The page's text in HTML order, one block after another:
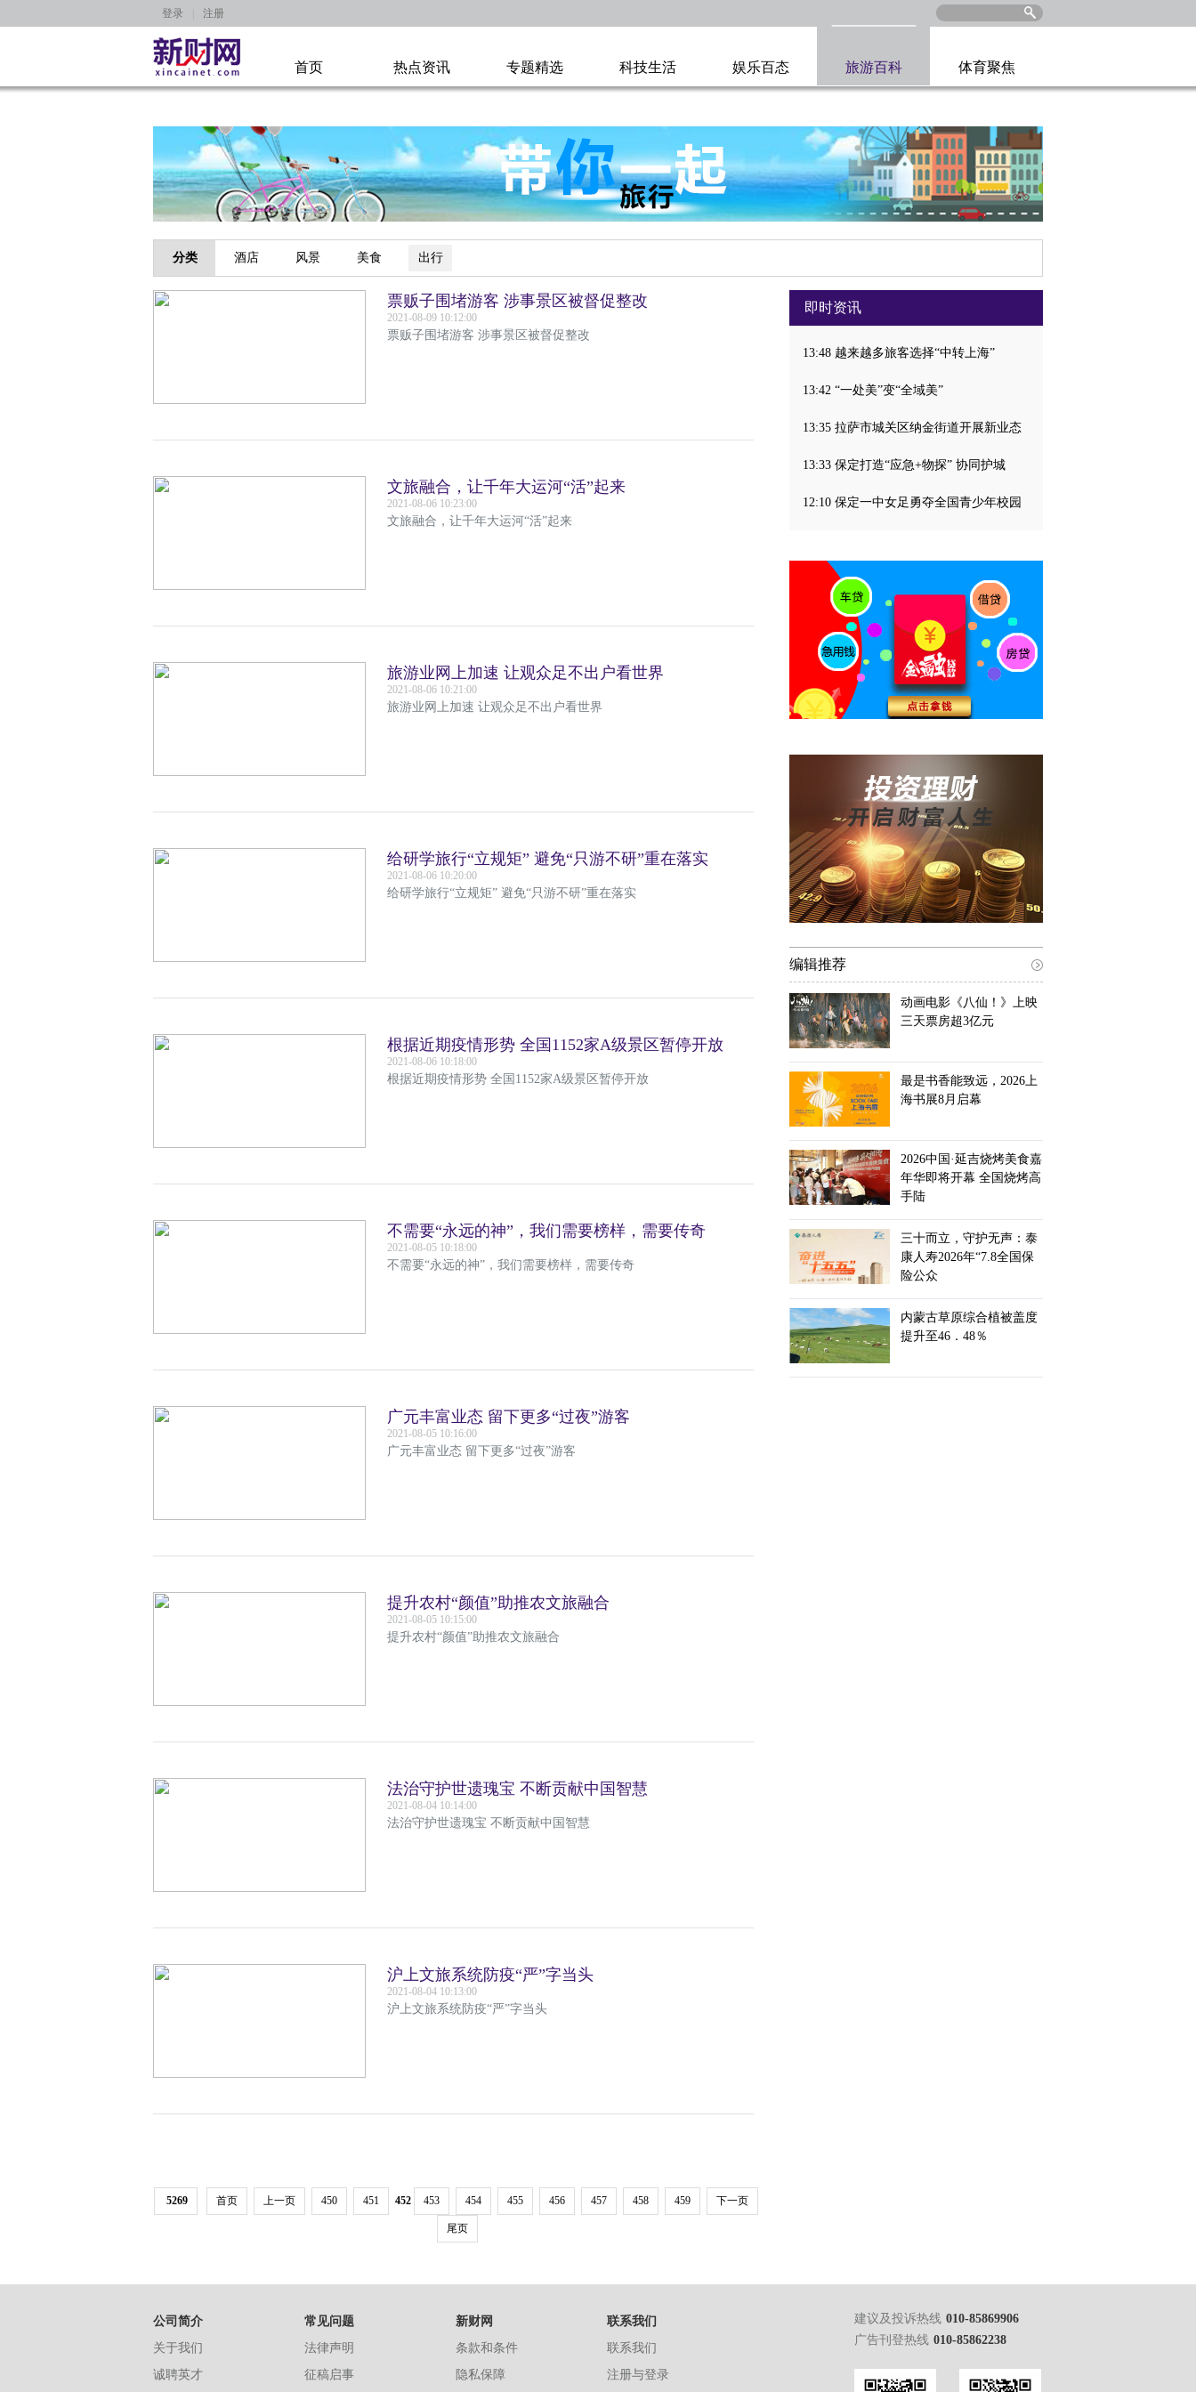
登录 注册
首页 热点资讯 专题精选 科技生活 娱乐百态 旅游百科 体育聚焦
分类 酒店 风景 美食 出行
票贩子围堵游客 涉事景区被督促整改
2021-08-09 10:12:00
票贩子围堵游客 涉事景区被督促整改
文旅融合，让千年大运河“活”起来
2021-08-06 10:23:00
文旅融合，让千年大运河“活”起来
旅游业网上加速 让观众足不出户看世界
2021-08-06 10:21:00
旅游业网上加速 让观众足不出户看世界
给研学旅行“立规矩” 避免“只游不研”重在落实
2021-08-06 10:20:00
给研学旅行“立规矩” 避免“只游不研”重在落实
根据近期疫情形势 全国1152家A级景区暂停开放
2021-08-06 10:18:00
根据近期疫情形势 全国1152家A级景区暂停开放
不需要“永远的神”，我们需要榜样，需要传奇
2021-08-05 10:18:00
不需要“永远的神”，我们需要榜样，需要传奇
广元丰富业态 留下更多“过夜”游客
2021-08-05 10:16:00
广元丰富业态 留下更多“过夜”游客
提升农村“颜值”助推农文旅融合
2021-08-05 10:15:00
提升农村“颜值”助推农文旅融合
法治守护世遗瑰宝 不断贡献中国智慧
2021-08-04 10:14:00
法治守护世遗瑰宝 不断贡献中国智慧
沪上文旅系统防疫“严”字当头
2021-08-04 10:13:00
沪上文旅系统防疫“严”字当头
5269 首页 上一页 450 451 452 453 454 455 456 457 458 459 下一页
尾页
即时资讯
13:48 越来越多旅客选择“中转上海”
13:42 “一处美”变“全域美”
13:35 拉萨市城关区纳金街道开展新业态
13:33 保定打造“应急+物探” 协同护城
12:10 保定一中女足勇夺全国青少年校园
编辑推荐
动画电影《八仙！》上映
三天票房超3亿元
最是书香能致远，2026上
海书展8月启幕
2026中国·延吉烧烤美食嘉
年华即将开幕 全国烧烤高
手陆
三十而立，守护无声：泰
康人寿2026年“7.8全国保
险公众
内蒙古草原综合植被盖度
提升至46．48％
公司简介
关于我们
诚聘英才
常见问题
法律声明
征稿启事
新财网
条款和条件
隐私保障
联系我们
联系我们
注册与登录
建议及投诉热线 010-85869906
广告刊登热线 010-85862238